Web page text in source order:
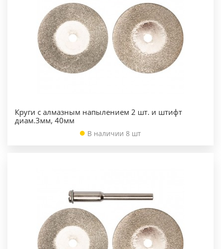
Круги с алмазным напылением 2 шт. и штифт
диам.3мм, 40мм
В наличии 8 шт